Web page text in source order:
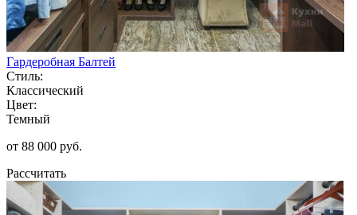
Гардеробная Балтей
Стиль:
Классический
Цвет:
Темный
от 88 000 руб.
Рассчитать